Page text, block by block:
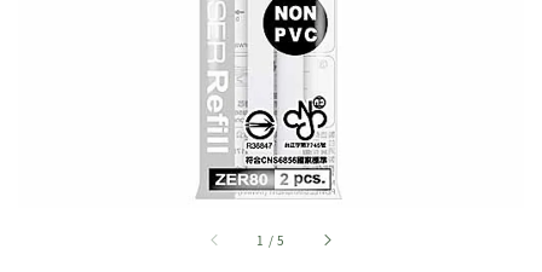
1 /5